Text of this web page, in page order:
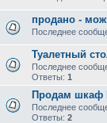
продано -
Последнее
Туалетный
Последнее
Ответы: 1
Продам шкаф
Последнее
Ответы: 2